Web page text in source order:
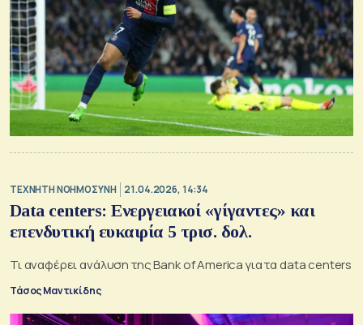
TΕΧΝΗΤΗ ΝΟΗΜΟΣΥΝΗ 21.04.2026, 14:34
Data centers: Ενεργειακοί «γίγαντες» και
επενδυτική ευκαιρία 5 τρισ. δολ.
Τι αναφέρει ανάλυση της Bank of America για τα data centers
Τάσος Μαντικίδης